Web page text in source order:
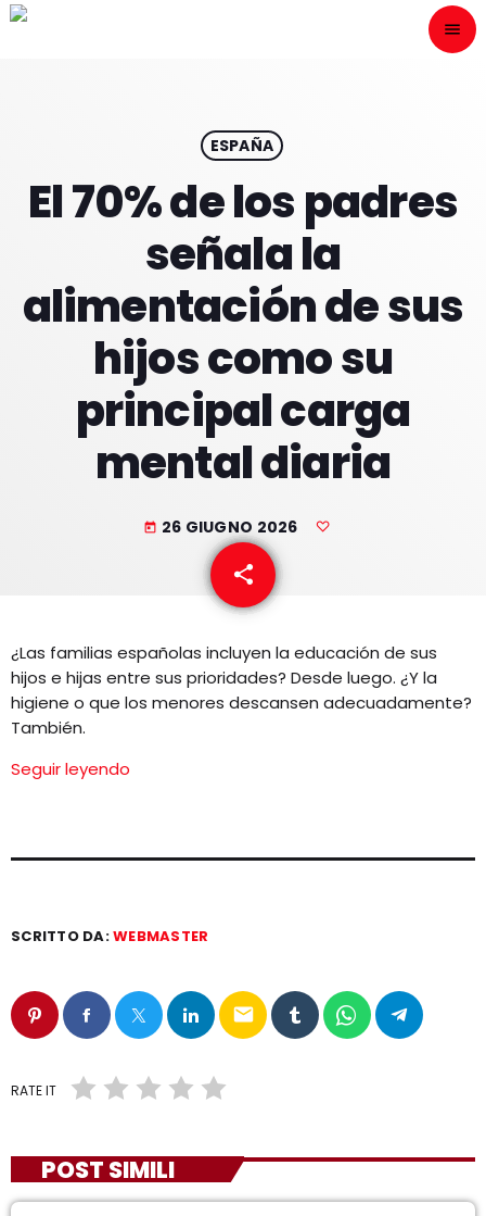
menu
play_arrow
PROGRAMACION
NUESTRAS FRECUENCIAS
ESPAÑA
El 70% de los padres
señala la
alimentación de sus
hijos como su
principal carga
mental diaria
today 26 GIUGNO 2026
share
email
¿Las familias españolas incluyen la educación de sus
hijos e hijas entre sus prioridades? Desde luego. ¿Y la
higiene o que los menores descansen adecuadamente?
También.
Seguir leyendo
SCRITTO DA:WEBMASTER
email
RATE IT
POST SIMILI